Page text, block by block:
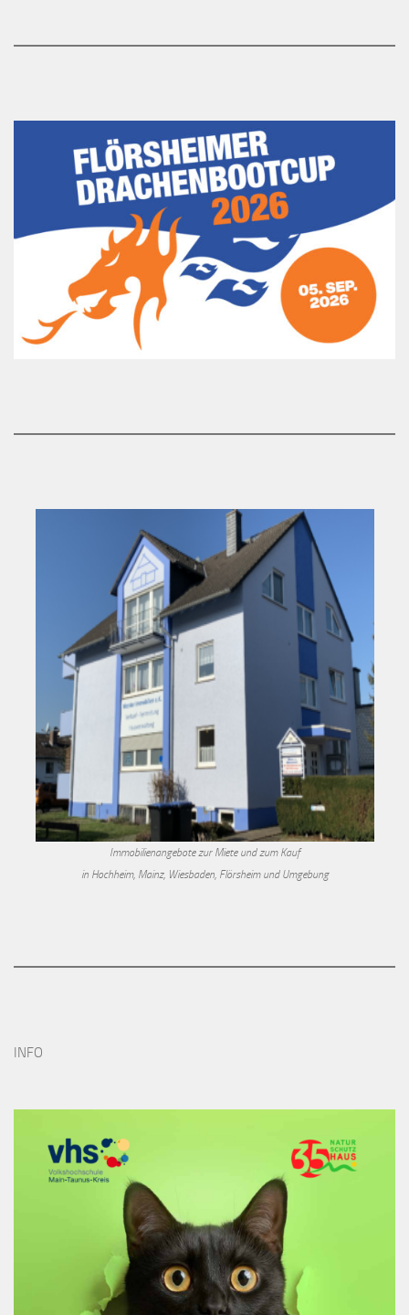
Immobilienangebote zur Miete und zum Kauf
in Hochheim, Mainz, Wiesbaden, Flörsheim und Umgebung
INFO